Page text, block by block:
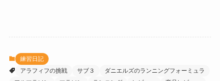
練習日記
アラフィフの挑戦
サブ３
ダニエルズのランニングフォーミュラ